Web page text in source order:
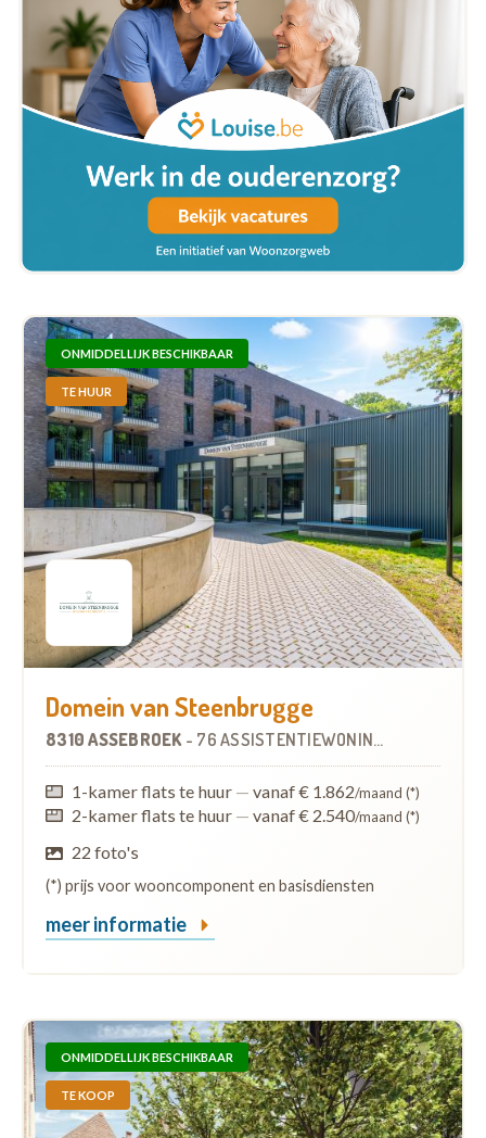
ONMIDDELLIJK BESCHIKBAAR
TE HUUR
Domein van Steenbrugge
8310 ASSEBROEK - 76 ASSISTENTIEWONINGEN
1-kamer flats te huur — vanaf € 1.862/maand (*)
2-kamer flats te huur — vanaf € 2.540/maand (*)
22 foto's
(*) prijs voor wooncomponent en basisdiensten
meer informatie
ONMIDDELLIJK BESCHIKBAAR
TE KOOP